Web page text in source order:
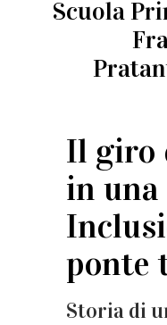
Scuola
Il giro
in una
ponte
Storia di